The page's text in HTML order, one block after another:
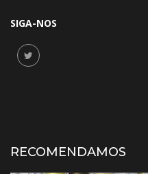
SIGA-NOS
RECOMENDAMOS